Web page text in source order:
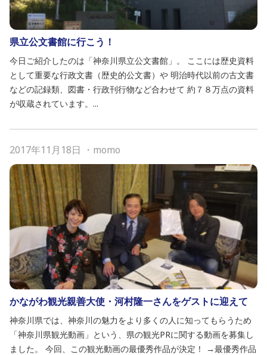
県立公文書館に行こう！
今日ご紹介したのは「神奈川県立公文書館」。 ここには歴史資料
として重要な行政文書（歴史的公文書）や 明治時代以前の古文書
などの記録類、図書・行政刊行物など合わせて 約７８万点の資料
が収蔵されています。...
2017年11月18日 ・ momo
かながわ観光親善大使・河村隆一さんをゲストに迎えて
神奈川県では、神奈川の魅力をより多くの人に知ってもらうため
「神奈川県観光動画」という、県の観光PRに関する動画を募集し
ました。 今回、この観光動画の最優秀作品が決定！ →最優秀作品